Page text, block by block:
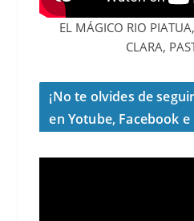
EL MÁGICO RIO
CLARA,
¡No te olvides de
en Yotube, Facebook